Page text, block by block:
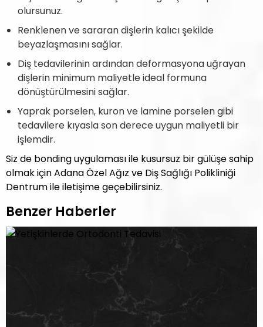
olursunuz.
Renklenen ve sararan dişlerin kalıcı şekilde
beyazlaşmasını sağlar.
Diş tedavilerinin ardından deformasyona uğrayan
dişlerin minimum maliyetle ideal formuna
dönüştürülmesini sağlar.
Yaprak porselen, kuron ve lamine porselen gibi
tedavilere kıyasla son derece uygun maliyetli bir
işlemdir.
Siz de bonding uygulaması ile kusursuz bir gülüşe sahip
olmak için Adana Özel Ağız ve Diş Sağlığı Polikliniği
Dentrum ile iletişime geçebilirsiniz.
Benzer Haberler